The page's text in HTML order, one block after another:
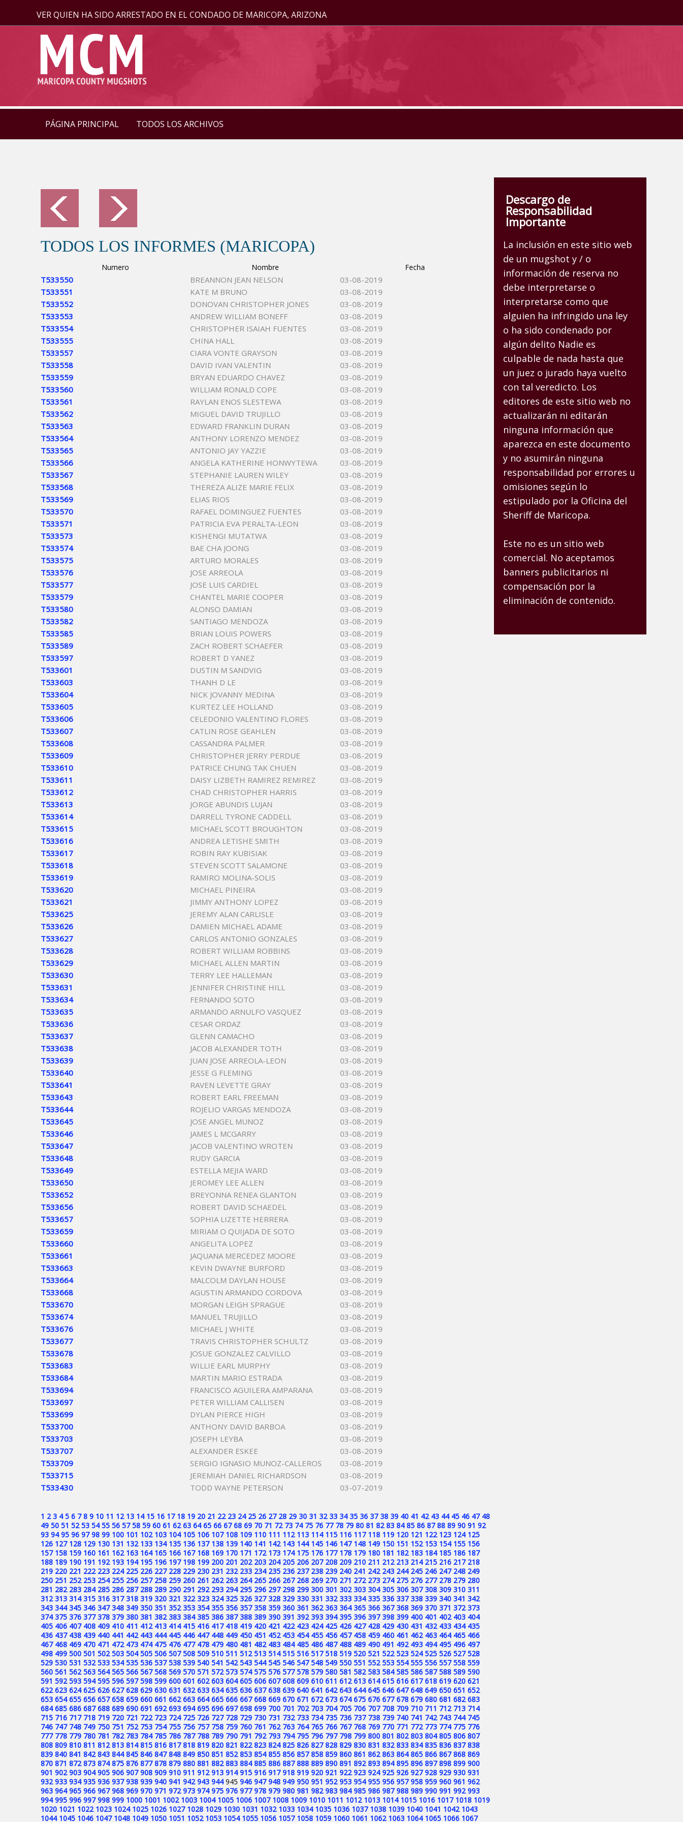
VER QUIEN HA SIDO ARRESTADO EN EL CONDADO DE MARICOPA, ARIZONA
PÁGINA PRINCIPAL TODOS LOS ARCHIVOS
TODOS LOS INFORMES (MARICOPA)
Numero Nombre Fecha
T533550 BREANNON JEAN NELSON
03-08-2019
T533551
KATE M BRUNO
03-08-2019
T533552
DONOVAN CHRISTOPHER JONES
03-08-2019
T533553
ANDREW WILLIAM BONEFF
03-08-2019
T533554
CHRISTOPHER ISAIAH FUENTES
03-08-2019
T533555
CHINA HALL
03-08-2019
T533557
CIARA VONTE GRAYSON
03-08-2019
T533558
DAVID IVAN VALENTIN
03-08-2019
T533559
BRYAN EDUARDO CHAVEZ
03-08-2019
T533560
WILLIAM RONALD COPE
03-08-2019
T533561
RAYLAN ENOS SLESTEWA
03-08-2019
T533562
MIGUEL DAVID TRUJILLO
03-08-2019
T533563
EDWARD FRANKLIN DURAN
03-08-2019
T533564
ANTHONY LORENZO MENDEZ
03-08-2019
T533565
ANTONIO JAY YAZZIE
03-08-2019
T533566
ANGELA KATHERINE HONWYTEWA
03-08-2019
T533567
STEPHANIE LAUREN WILEY
03-08-2019
T533568
THEREZA ALIZE MARIE FELIX
03-08-2019
T533569
ELIAS RIOS
03-08-2019
T533570
RAFAEL DOMINGUEZ FUENTES
03-08-2019
T533571
PATRICIA EVA PERALTA-LEON
03-08-2019
T533573
KISHENGI MUTATWA
03-08-2019
T533574
BAE CHA JOONG
03-08-2019
T533575
ARTURO MORALES
03-08-2019
T533576
JOSE ARREOLA
03-08-2019
T533577
JOSE LUIS CARDIEL
03-08-2019
T533579
CHANTEL MARIE COOPER
03-08-2019
T533580
ALONSO DAMIAN
03-08-2019
T533582
SANTIAGO MENDOZA
03-08-2019
T533585
BRIAN LOUIS POWERS
03-08-2019
T533589
ZACH ROBERT SCHAEFER
03-08-2019
T533597
ROBERT D YANEZ
03-08-2019
T533601
DUSTIN M SANDVIG
03-08-2019
T533603
THANH D LE
03-08-2019
T533604
NICK JOVANNY MEDINA
03-08-2019
T533605
KURTEZ LEE HOLLAND
03-08-2019
T533606
CELEDONIO VALENTINO FLORES
03-08-2019
T533607
CATLIN ROSE GEAHLEN
03-08-2019
T533608
CASSANDRA PALMER
03-08-2019
T533609
CHRISTOPHER JERRY PERDUE
03-08-2019
T533610
PATRICE CHUNG TAK CHUEN
03-08-2019
T533611
DAISY LIZBETH RAMIREZ REMIREZ
03-08-2019
T533612
CHAD CHRISTOPHER HARRIS
03-08-2019
T533613
JORGE ABUNDIS LUJAN
03-08-2019
T533614
DARRELL TYRONE CADDELL
03-08-2019
T533615
MICHAEL SCOTT BROUGHTON
03-08-2019
T533616
ANDREA LETISHE SMITH
03-08-2019
T533617
ROBIN RAY KUBISIAK
03-08-2019
T533618
STEVEN SCOTT SALAMONE
03-08-2019
T533619
RAMIRO MOLINA-SOLIS
03-08-2019
T533620
MICHAEL PINEIRA
03-08-2019
T533621
JIMMY ANTHONY LOPEZ
03-08-2019
T533625
JEREMY ALAN CARLISLE
03-08-2019
T533626
DAMIEN MICHAEL ADAME
03-08-2019
T533627
CARLOS ANTONIO GONZALES
03-08-2019
T533628
ROBERT WILLIAM ROBBINS
03-08-2019
T533629
MICHAEL ALLEN MARTIN
03-08-2019
T533630
TERRY LEE HALLEMAN
03-08-2019
T533631
JENNIFER CHRISTINE HILL
03-08-2019
T533634
FERNANDO SOTO
03-08-2019
T533635
ARMANDO ARNULFO VASQUEZ
03-08-2019
T533636
CESAR ORDAZ
03-08-2019
T533637
GLENN CAMACHO
03-08-2019
T533638
JACOB ALEXANDER TOTH
03-08-2019
T533639
JUAN JOSE ARREOLA-LEON
03-08-2019
T533640
JESSE G FLEMING
03-08-2019
T533641
RAVEN LEVETTE GRAY
03-08-2019
T533643
ROBERT EARL FREEMAN
03-08-2019
T533644
ROJELIO VARGAS MENDOZA
03-08-2019
T533645
JOSE ANGEL MUNOZ
03-08-2019
T533646
JAMES L MCGARRY
03-08-2019
T533647
JACOB VALENTINO WROTEN
03-08-2019
T533648
RUDY GARCIA
03-08-2019
T533649
ESTELLA MEJIA WARD
03-08-2019
T533650
JEROMEY LEE ALLEN
03-08-2019
T533652
BREYONNA RENEA GLANTON
03-08-2019
T533656
ROBERT DAVID SCHAEDEL
03-08-2019
T533657
SOPHIA LIZETTE HERRERA
03-08-2019
T533659
MIRIAM O QUIJADA DE SOTO
03-08-2019
T533660
ANGELITA LOPEZ
03-08-2019
T533661
JAQUANA MERCEDEZ MOORE
03-08-2019
T533663
KEVIN DWAYNE BURFORD
03-08-2019
T533664
MALCOLM DAYLAN HOUSE
03-08-2019
T533668
AGUSTIN ARMANDO CORDOVA
03-08-2019
T533670
MORGAN LEIGH SPRAGUE
03-08-2019
T533674
MANUEL TRUJILLO
03-08-2019
T533676
MICHAEL J WHITE
03-08-2019
T533677
TRAVIS CHRISTOPHER SCHULTZ
03-08-2019
T533678
JOSUE GONZALEZ CALVILLO
03-08-2019
T533683
WILLIE EARL MURPHY
03-08-2019
T533684
MARTIN MARIO ESTRADA
03-08-2019
T533694
FRANCISCO AGUILERA AMPARANA
03-08-2019
T533697
PETER WILLIAM CALLISEN
03-08-2019
T533699
DYLAN PIERCE HIGH
03-08-2019
T533700
ANTHONY DAVID BARBOA
03-08-2019
T533703
JOSEPH LEYBA
03-08-2019
T533707
ALEXANDER ESKEE
03-08-2019
T533709
SERGIO IGNASIO MUNOZ-CALLEROS
03-08-2019
T533715
JEREMIAH DANIEL RICHARDSON
03-08-2019
T533430
TODD WAYNE PETERSON 03-07-2019
1 2 3 4 5 6 7 8 9 10 11 12 13 14 15 16 17 18 19 20 21 22 23 24 25 26 27 28 29 30 31 32 33 34 35 36 37 38 39 40 41 42 43 44 45 46 47 48
49 50 51 52 53 54 55 56 57 58 59 60 61 62 63 64 65 66 67 68 69 70 71 72 73 74 75 76 77 78 79 80 81 82 83 84 85 86 87 88 89 90 91 92
93 94 95 96 97 98 99 100 101 102 103 104 105 106 107 108 109 110 111 112 113 114 115 116 117 118 119 120 121 122 123 124 125
126 127 128 129 130 131 132 133 134 135 136 137 138 139 140 141 142 143 144 145 146 147 148 149 150 151 152 153 154 155 156
157 158 159 160 161 162 163 164 165 166 167 168 169 170 171 172 173 174 175 176 177 178 179 180 181 182 183 184 185 186 187
188 189 190 191 192 193 194 195 196 197 198 199 200 201 202 203 204 205 206 207 208 209 210 211 212 213 214 215 216 217 218
219 220 221 222 223 224 225 226 227 228 229 230 231 232 233 234 235 236 237 238 239 240 241 242 243 244 245 246 247 248 249
250 251 252 253 254 255 256 257 258 259 260 261 262 263 264 265 266 267 268 269 270 271 272 273 274 275 276 277 278 279 280
281 282 283 284 285 286 287 288 289 290 291 292 293 294 295 296 297 298 299 300 301 302 303 304 305 306 307 308 309 310 311
312 313 314 315 316 317 318 319 320 321 322 323 324 325 326 327 328 329 330 331 332 333 334 335 336 337 338 339 340 341 342
343 344 345 346 347 348 349 350 351 352 353 354 355 356 357 358 359 360 361 362 363 364 365 366 367 368 369 370 371 372 373
374 375 376 377 378 379 380 381 382 383 384 385 386 387 388 389 390 391 392 393 394 395 396 397 398 399 400 401 402 403 404
405 406 407 408 409 410 411 412 413 414 415 416 417 418 419 420 421 422 423 424 425 426 427 428 429 430 431 432 433 434 435
436 437 438 439 440 441 442 443 444 445 446 447 448 449 450 451 452 453 454 455 456 457 458 459 460 461 462 463 464 465 466
467 468 469 470 471 472 473 474 475 476 477 478 479 480 481 482 483 484 485 486 487 488 489 490 491 492 493 494 495 496 497
498 499 500 501 502 503 504 505 506 507 508 509 510 511 512 513 514 515 516 517 518 519 520 521 522 523 524 525 526 527 528
529 530 531 532 533 534 535 536 537 538 539 540 541 542 543 544 545 546 547 548 549 550 551 552 553 554 555 556 557 558 559
560 561 562 563 564 565 566 567 568 569 570 571 572 573 574 575 576 577 578 579 580 581 582 583 584 585 586 587 588 589 590
591 592 593 594 595 596 597 598 599 600 601 602 603 604 605 606 607 608 609 610 611 612 613 614 615 616 617 618 619 620 621
622 623 624 625 626 627 628 629 630 631 632 633 634 635 636 637 638 639 640 641 642 643 644 645 646 647 648 649 650 651 652
653 654 655 656 657 658 659 660 661 662 663 664 665 666 667 668 669 670 671 672 673 674 675 676 677 678 679 680 681 682 683
684 685 686 687 688 689 690 691 692 693 694 695 696 697 698 699 700 701 702 703 704 705 706 707 708 709 710 711 712 713 714
715 716 717 718 719 720 721 722 723 724 725 726 727 728 729 730 731 732 733 734 735 736 737 738 739 740 741 742 743 744 745
746 747 748 749 750 751 752 753 754 755 756 757 758 759 760 761 762 763 764 765 766 767 768 769 770 771 772 773 774 775 776
777 778 779 780 781 782 783 784 785 786 787 788 789 790 791 792 793 794 795 796 797 798 799 800 801 802 803 804 805 806 807
808 809 810 811 812 813 814 815 816 817 818 819 820 821 822 823 824 825 826 827 828 829 830 831 832 833 834 835 836 837 838
839 840 841 842 843 844 845 846 847 848 849 850 851 852 853 854 855 856 857 858 859 860 861 862 863 864 865 866 867 868 869
870 871 872 873 874 875 876 877 878 879 880 881 882 883 884 885 886 887 888 889 890 891 892 893 894 895 896 897 898 899 900
901 902 903 904 905 906 907 908 909 910 911 912 913 914 915 916 917 918 919 920 921 922 923 924 925 926 927 928 929 930 931
932 933 934 935 936 937 938 939 940 941 942 943 944 945 946 947 948 949 950 951 952 953 954 955 956 957 958 959 960 961 962
963 964 965 966 967 968 969 970 971 972 973 974 975 976 977 978 979 980 981 982 983 984 985 986 987 988 989 990 991 992 993
994 995 996 997 998 999 1000 1001 1002 1003 1004 1005 1006 1007 1008 1009 1010 1011 1012 1013 1014 1015 1016 1017 1018 1019
1020 1021 1022 1023 1024 1025 1026 1027 1028 1029 1030 1031 1032 1033 1034 1035 1036 1037 1038 1039 1040 1041 1042 1043
1044 1045 1046 1047 1048 1049 1050 1051 1052 1053 1054 1055 1056 1057 1058 1059 1060 1061 1062 1063 1064 1065 1066 1067
Descargo de
Responsabilidad
Importante
La inclusión en este sitio web
de un mugshot y / o
información de reserva no
debe interpretarse o
interpretarse como que
alguien ha infringido una ley
o ha sido condenado por
algún delito Nadie es
culpable de nada hasta que
un juez o jurado haya vuelto
con tal veredicto. Los
editores de este sitio web no
actualizarán ni editarán
ninguna información que
aparezca en este documento
y no asumirán ninguna
responsabilidad por errores u
omisiones según lo
estipulado por la Oficina del
Sheriff de Maricopa.
Este no es un sitio web
comercial. No aceptamos
banners publicitarios ni
compensación por la
eliminación de contenido.